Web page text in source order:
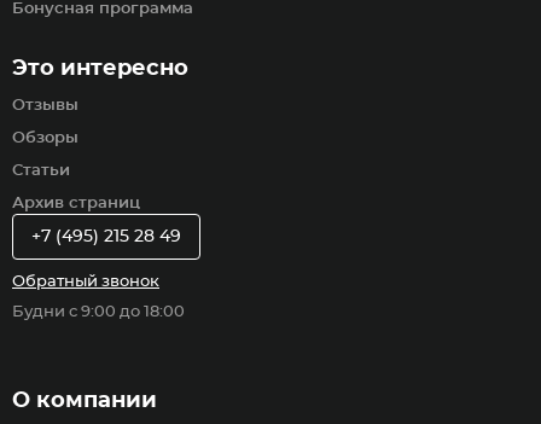
Бонусная программа
Это интересно
Отзывы
Обзоры
Статьи
Архив страниц
О компании
+7 (495) 215 28 49
Обратный звонок
Будни с 9:00 до 18:00